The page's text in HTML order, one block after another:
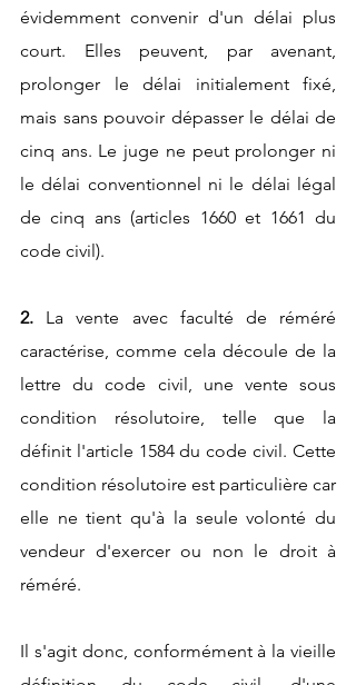
évidemment convenir d'un délai plus
court. Elles peuvent, par avenant,
prolonger le délai initialement fixé,
mais sans pouvoir dépasser le délai de
cinq ans. Le juge ne peut prolonger ni
le délai conventionnel ni le délai légal
de cinq ans (articles 1660 et 1661 du
code civil).
2. La vente avec faculté de réméré
caractérise, comme cela découle de la
lettre du code civil, une vente sous
condition résolutoire, telle que la
définit l'article 1584 du code civil. Cette
condition résolutoire est particulière car
elle ne tient qu'à la seule volonté du
vendeur d'exercer ou non le droit à
réméré.
Il s'agit donc, conformément à la vieille